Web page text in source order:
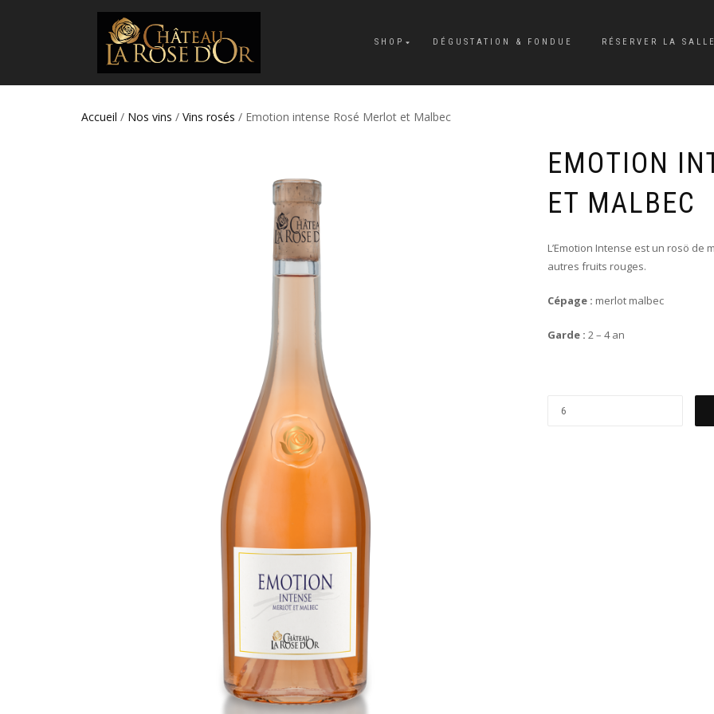
SHOP DÉGUSTATION & FONDUE RÉSERVER LA
Accueil / Nos vins / Vins rosés / Emotion intense Rosé Merlot et Malbec
EMOTION
ET MALBEC
L’Emotion Intense est un rosö
autres fruits rouges.
Cépage : merlot malbec
Garde : 2 – 4 an